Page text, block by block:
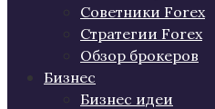
Советники Forex
Стратегии Forex
Обзор брокеров
Бизнес
Бизнес идеи